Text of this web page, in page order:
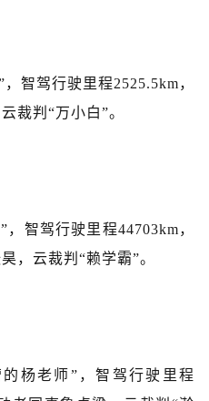
智驾行驶里程2525.5km，
裁判“万小白”。
智驾行驶里程44703km，
，云裁判“赖学霸”。
杨老师”，智驾行驶里程